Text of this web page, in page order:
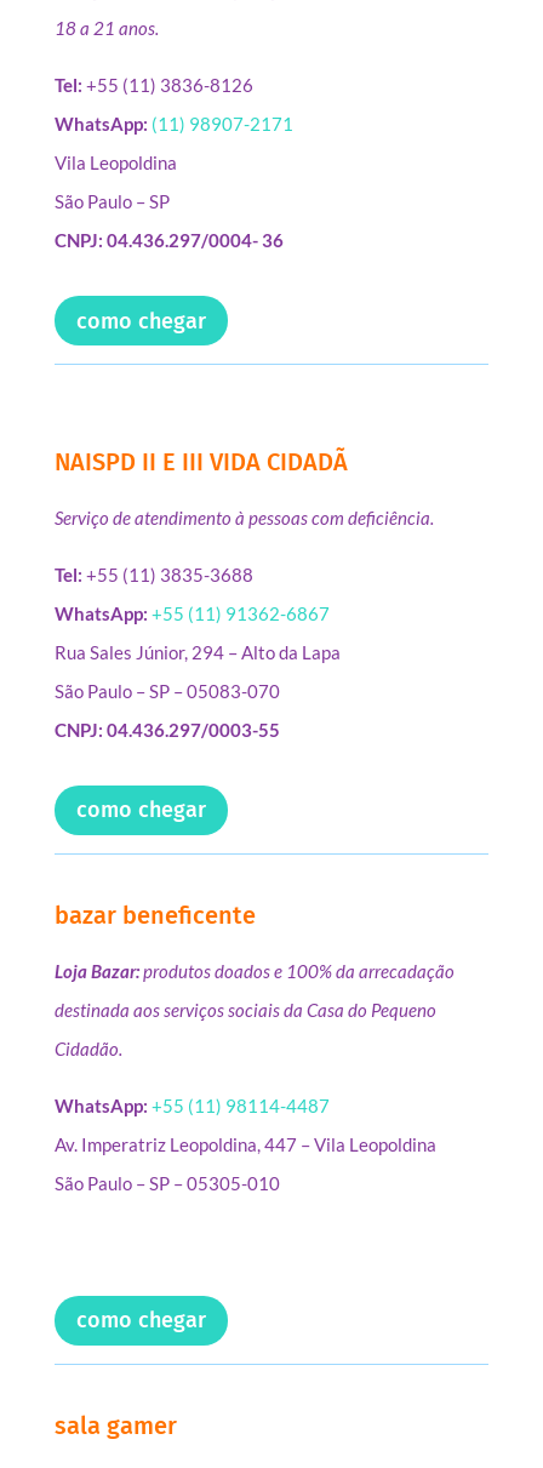
18 a 21 anos.
Tel: +55 (11) 3836-8126
WhatsApp: (11) 98907-2171
Vila Leopoldina
São Paulo – SP
CNPJ: 04.436.297/0004- 36
como chegar
NAISPD II E III VIDA CIDADÃ
Serviço de atendimento à pessoas com deficiência.
Tel: +55 (11) 3835-3688
WhatsApp: +55 (11) 91362-6867
Rua Sales Júnior, 294 – Alto da Lapa
São Paulo – SP – 05083-070
CNPJ: 04.436.297/0003-55
como chegar
bazar beneficente
Loja Bazar:produtos doados e 100% da arrecadação
destinada aos serviços sociais da Casa do Pequeno
Cidadão.
WhatsApp: +55 (11) 98114-4487
Av. Imperatriz Leopoldina, 447 – Vila Leopoldina
São Paulo – SP – 05305-010
como chegar
sala gamer